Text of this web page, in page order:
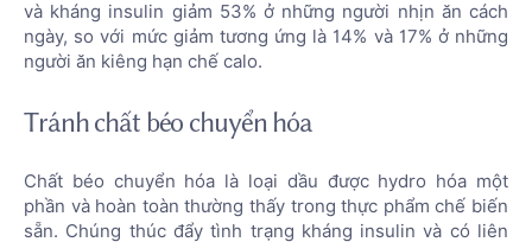
và kháng insulin giảm 53% ở những người nhịn ăn cách
ngày, so với mức giảm tương ứng là 14% và 17% ở những
người ăn kiêng hạn chế calo.
Tránh chất béo chuyển hóa
Chất béo chuyển hóa là loại dầu được hydro hóa một
phần và hoàn toàn thường thấy trong thực phẩm chế biến
sẵn. Chúng thúc đẩy tình trạng kháng insulin và có liên